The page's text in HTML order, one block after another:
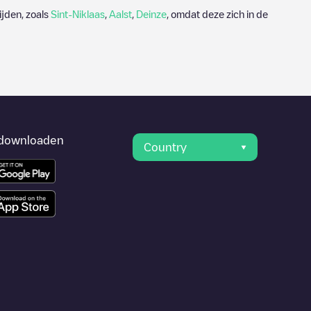
zoals Sint-Niklaas Aalst Deinze , omdat deze zich in de
Country